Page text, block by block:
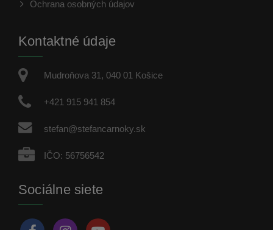
Ochrana osobných údajov
Kontaktné údaje
Mudroňova 31, 040 01 Košice
+421 915 941 854
stefan@stefancarnoky.sk
IČO: 56756542
Sociálne siete